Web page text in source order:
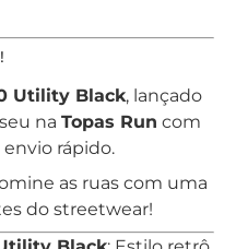
Utility Black, lançado
na Topas Run com
rápido.
as ruas com uma
do streetwear!